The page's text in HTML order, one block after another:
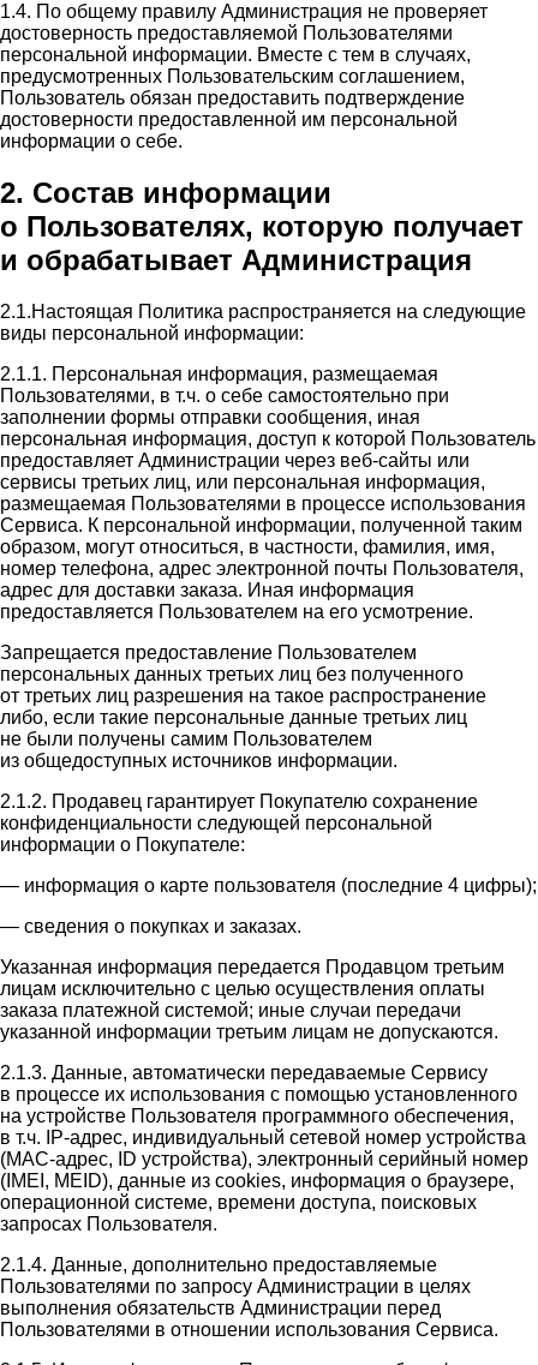
1.4. По общему правилу Администрация не проверяет
достоверность предоставляемой Пользователями
персональной информации. Вместе с тем в случаях,
предусмотренных Пользовательским соглашением,
Пользователь обязан предоставить подтверждение
достоверности предоставленной им персональной
информации о себе.
2. Состав информации
о Пользователях, которую получает
и обрабатывает Администрация
2.1.Настоящая Политика распространяется на следующие
виды персональной информации:
2.1.1. Персональная информация, размещаемая
Пользователями, в т.ч. о себе самостоятельно при
заполнении формы отправки сообщения, иная
персональная информация, доступ к которой Пользователь
предоставляет Администрации через веб-сайты или
сервисы третьих лиц, или персональная информация,
размещаемая Пользователями в процессе использования
Сервиса. К персональной информации, полученной таким
образом, могут относиться, в частности, фамилия, имя,
номер телефона, адрес электронной почты Пользователя,
адрес для доставки заказа. Иная информация
предоставляется Пользователем на его усмотрение.
Запрещается предоставление Пользователем
персональных данных третьих лиц без полученного
от третьих лиц разрешения на такое распространение
либо, если такие персональные данные третьих лиц
не были получены самим Пользователем
из общедоступных источников информации.
2.1.2. Продавец гарантирует Покупателю сохранение
конфиденциальности следующей персональной
информации о Покупателе:
— информация о карте пользователя (последние 4 цифры);
— сведения о покупках и заказах.
Указанная информация передается Продавцом третьим
лицам исключительно с целью осуществления оплаты
заказа платежной системой; иные случаи передачи
указанной информации третьим лицам не допускаются.
2.1.3. Данные, автоматически передаваемые Сервису
в процессе их использования с помощью установленного
на устройстве Пользователя программного обеспечения,
в т.ч. IP-адрес, индивидуальный сетевой номер устройства
(MAC-адрес, ID устройства), электронный серийный номер
(IMEI, MEID), данные из cookies, информация о браузере,
операционной системе, времени доступа, поисковых
запросах Пользователя.
2.1.4. Данные, дополнительно предоставляемые
Пользователями по запросу Администрации в целях
выполнения обязательств Администрации перед
Пользователями в отношении использования Сервиса.